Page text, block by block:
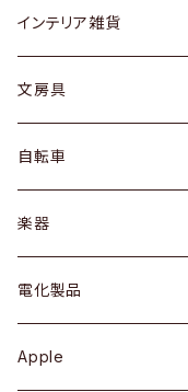
ローテーブル / サイドテ
デスク / コンソール
ドレッサー
シェルフ
キュリオケース / 飾り棚
カップボード / 食器棚
フロアライト
リング
ピアス / イヤリング
財布
バッグ
アウター
トップス
ワンピース
ボトムス
グラス / タンブラー
カップ / マグ
プレート / ボウル
カトラリー
ケトル / ティーポット
鍋 / フライパン
インテリア雑貨
文房具
自転車
dahon
楽器
ギター
ベース
電化製品
Apple